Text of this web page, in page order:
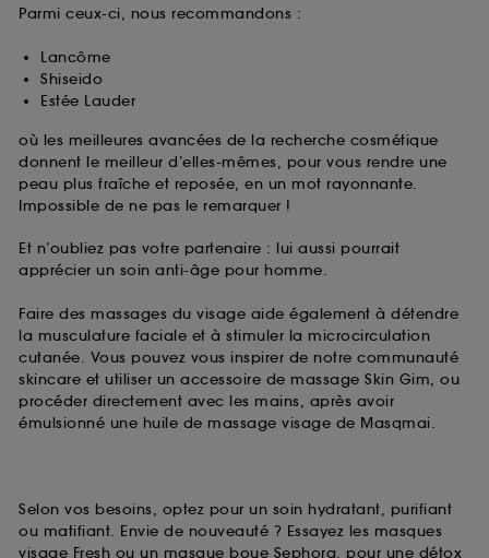
Parmi ceux-ci, nous recommandons :
Lancôme
Shiseido
Estée Lauder
où les meilleures avancées de la recherche cosmétique
donnent le meilleur d’elles-mêmes, pour vous rendre une
peau plus fraîche et reposée, en un mot rayonnante.
Impossible de ne pas le remarquer !
Et n’oubliez pas votre partenaire : lui aussi pourrait
apprécier un soin anti-âge pour homme.
Faire des massages du visage aide également à détendre
la musculature faciale et à stimuler la microcirculation
cutanée. Vous pouvez vous inspirer de notre communauté
skincare et utiliser un accessoire de massage Skin Gim, ou
procéder directement avec les mains, après avoir
émulsionné une huile de massage visage de Masqmai.
Selon vos besoins, optez pour un soin hydratant, purifiant
ou matifiant. Envie de nouveauté ? Essayez les masques
visage Fresh ou un masque boue Sephora, pour une détox